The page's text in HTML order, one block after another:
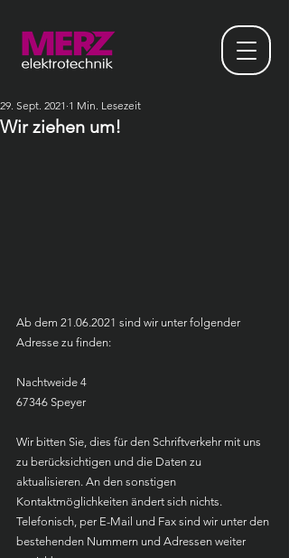
Wir ziehen um!
29. Sept. 2021 1 Min. Lesezeit
Ab dem 21.06.2021 sind wir unter folgender
Adresse zu finden:
Nachtweide 4
67346 Speyer
Wir bitten Sie, dies für den Schriftverkehr mit uns
zu berücksichtigen und die Daten zu
aktualisieren. An den sonstigen
Kontaktmöglichkeiten ändert sich nichts.
Telefonisch, per E-Mail und Fax sind wir unter den
bestehenden Nummern und Adressen weiter